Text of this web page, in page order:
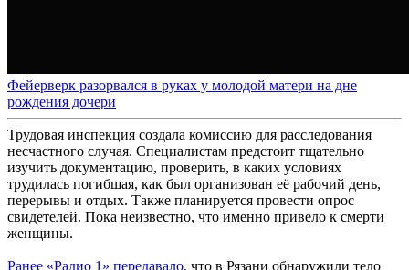
Фейерверк разорвался в руках у молодой матери на дне
рождения дочери
Трудовая инспекция создала комиссию для расследования
несчастного случая. Специалистам предстоит тщательно
изучить документацию, проверить, в каких условиях
трудилась погибшая, как был организован её рабочий день,
перерывы и отдых. Также планируется провести опрос
свидетелей. Пока неизвестно, что именно привело к смерти
женщины.
Ранее «Радио 1» передавало, что в Рязани обнаружили тело